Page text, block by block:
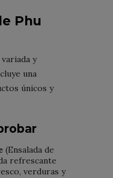
Phu
y
una
únicos y
(Ensalada de
refrescante
verduras y